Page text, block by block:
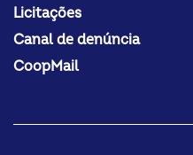
Licitações
Canal de denúncia
CoopMail